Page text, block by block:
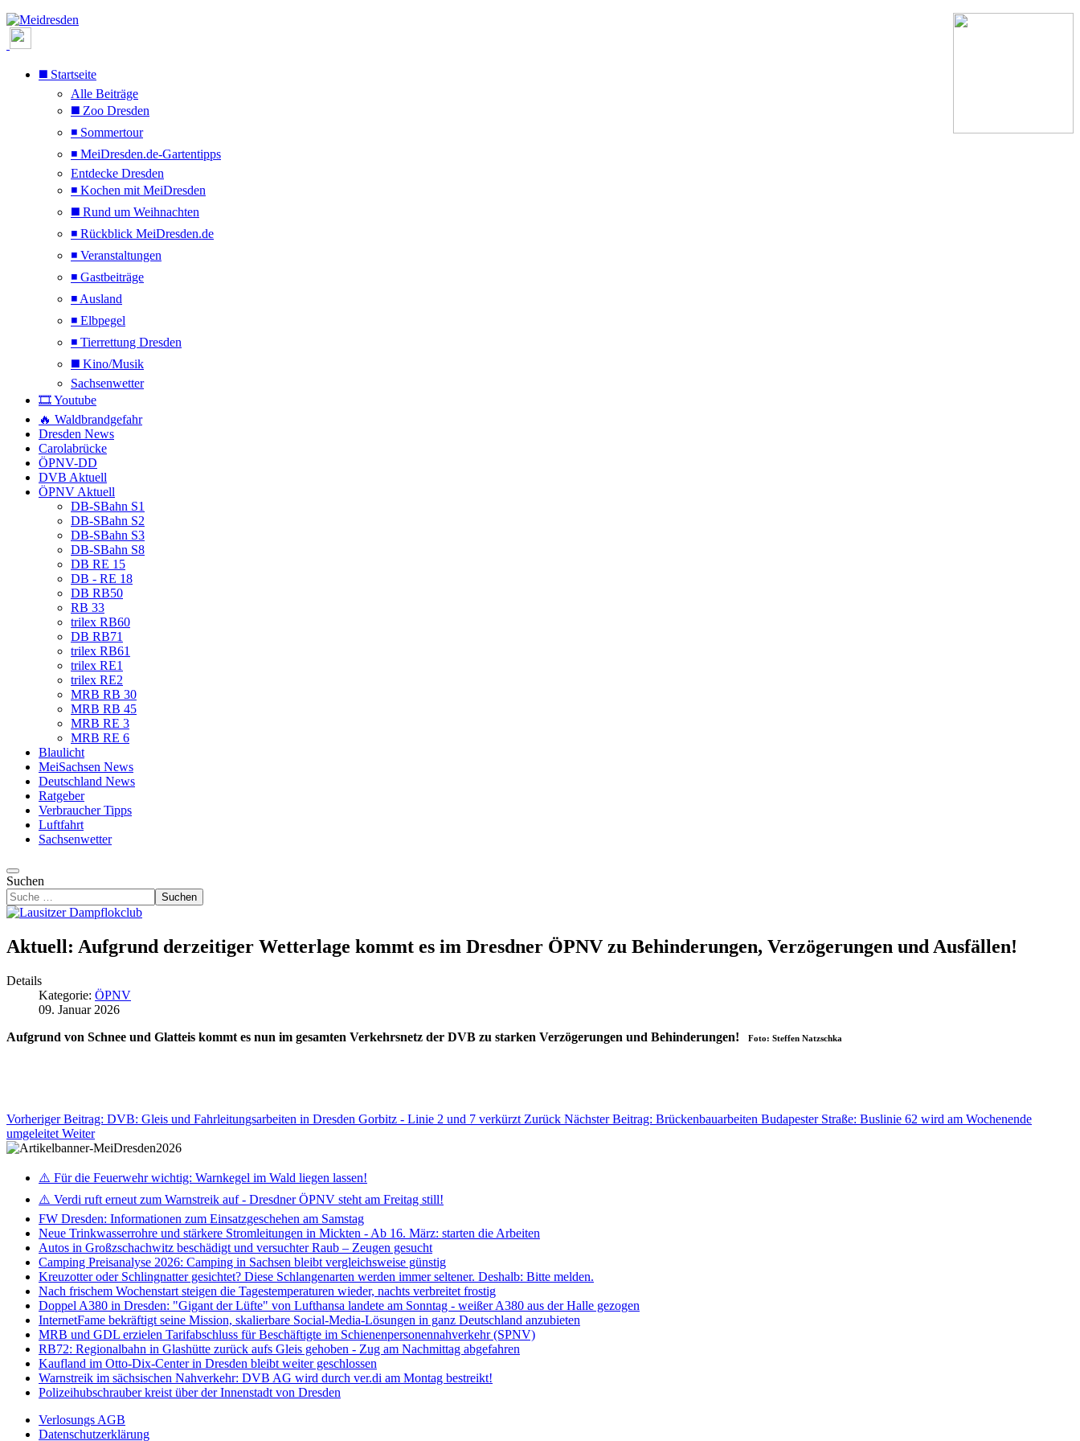
◼️ Startseite
Alle Beiträge
◼️ Zoo Dresden
◾ Sommertour
◾ MeiDresden.de-Gartentipps
Entdecke Dresden
◾ Kochen mit MeiDresden
◼️ Rund um Weihnachten
◾ Rückblick MeiDresden.de
◾ Veranstaltungen
◾ Gastbeiträge
◾ Ausland
◾ Elbpegel
◾ Tierrettung Dresden
◼️ Kino/Musik
Sachsenwetter
🎞️ Youtube
🔥 Waldbrandgefahr
Dresden News
Carolabrücke
ÖPNV-DD
DVB Aktuell
ÖPNV Aktuell
DB-SBahn S1
DB-SBahn S2
DB-SBahn S3
DB-SBahn S8
DB RE 15
DB - RE 18
DB RB50
RB 33
trilex RB60
DB RB71
trilex RB61
trilex RE1
trilex RE2
MRB RB 30
MRB RB 45
MRB RE 3
MRB RE 6
Blaulicht
MeiSachsen News
Deutschland News
Ratgeber
Verbraucher Tipps
Luftfahrt
Sachsenwetter
Suchen
Suchen
Aktuell: Aufgrund derzeitiger Wetterlage kommt es im Dresdner ÖPNV zu Behinderungen, Verzögerungen und Ausfällen!
Details
Kategorie: ÖPNV
09. Januar 2026
Aufgrund von Schnee und Glatteis kommt es nun im gesamten Verkehrsnetz der DVB zu starken Verzögerungen und Behinderungen!
Foto: Steffen Natzschka
Vorheriger Beitrag: DVB: Gleis und Fahrleitungsarbeiten in Dresden Gorbitz - Linie 2 und 7 verkürzt Zurück Nächster Beitrag: Brückenbauarbeiten Budapester Straße: Buslinie 62 wird am Wochenende
umgeleitet Weiter
⚠️ Für die Feuerwehr wichtig: Warnkegel im Wald liegen lassen!
⚠️ Verdi ruft erneut zum Warnstreik auf - Dresdner ÖPNV steht am Freitag still!
FW Dresden: Informationen zum Einsatzgeschehen am Samstag
Neue Trinkwasserrohre und stärkere Stromleitungen in Mickten - Ab 16. März: starten die Arbeiten
Autos in Großzschachwitz beschädigt und versuchter Raub – Zeugen gesucht
Camping Preisanalyse 2026: Camping in Sachsen bleibt vergleichsweise günstig
Kreuzotter oder Schlingnatter gesichtet? Diese Schlangenarten werden immer seltener. Deshalb: Bitte melden.
Nach frischem Wochenstart steigen die Tagestemperaturen wieder, nachts verbreitet frostig
Doppel A380 in Dresden: "Gigant der Lüfte" von Lufthansa landete am Sonntag - weißer A380 aus der Halle gezogen
InternetFame bekräftigt seine Mission, skalierbare Social-Media-Lösungen in ganz Deutschland anzubieten
MRB und GDL erzielen Tarifabschluss für Beschäftigte im Schienenpersonennahverkehr (SPNV)
RB72: Regionalbahn in Glashütte zurück aufs Gleis gehoben - Zug am Nachmittag abgefahren
Kaufland im Otto-Dix-Center in Dresden bleibt weiter geschlossen
Warnstreik im sächsischen Nahverkehr: DVB AG wird durch ver.di am Montag bestreikt!
Polizeihubschrauber kreist über der Innenstadt von Dresden
Verlosungs AGB
Datenschutzerklärung